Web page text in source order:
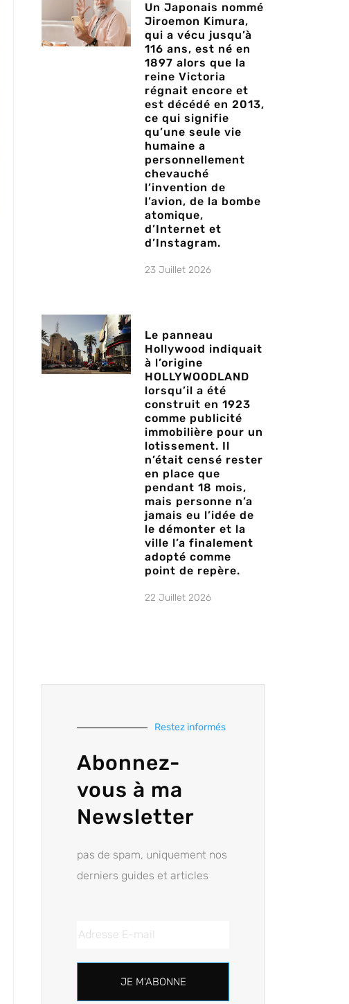
Un Japonais nommé
Jiroemon Kimura,
qui a vécu jusqu’à
116 ans, est né en
1897 alors que la
reine Victoria
régnait encore et
est décédé en 2013,
ce qui signifie
qu’une seule vie
humaine a
personnellement
chevauché
l’invention de
l’avion, de la bombe
atomique,
d’Internet et
d’Instagram.
23 Juillet 2026
Le panneau
Hollywood indiquait
à l’origine
HOLLYWOODLAND
lorsqu’il a été
construit en 1923
comme publicité
immobilière pour un
lotissement. Il
n’était censé rester
en place que
pendant 18 mois,
mais personne n’a
jamais eu l’idée de
le démonter et la
ville l’a finalement
adopté comme
point de repère.
22 Juillet 2026
Restez informés
Abonnez-
vous à ma
Newsletter
pas de spam, uniquement nos
derniers guides et articles
JE M'ABONNE